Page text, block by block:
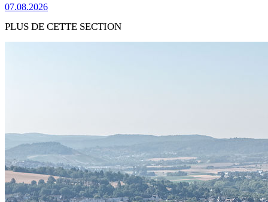
07.08.2026
PLUS DE CETTE SECTION